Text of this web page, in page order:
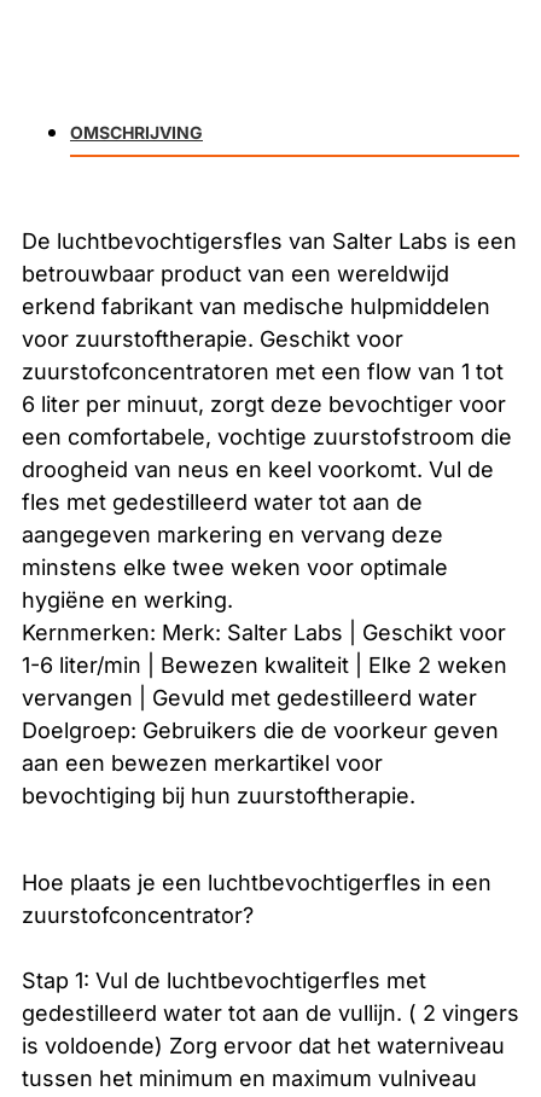
OMSCHRIJVING
De luchtbevochtigersfles van Salter Labs is een
betrouwbaar product van een wereldwijd
erkend fabrikant van medische hulpmiddelen
voor zuurstoftherapie. Geschikt voor
zuurstofconcentratoren met een flow van 1 tot
6 liter per minuut, zorgt deze bevochtiger voor
een comfortabele, vochtige zuurstofstroom die
droogheid van neus en keel voorkomt. Vul de
fles met gedestilleerd water tot aan de
aangegeven markering en vervang deze
minstens elke twee weken voor optimale
hygiëne en werking.
Kernmerken: Merk: Salter Labs | Geschikt voor
1-6 liter/min | Bewezen kwaliteit | Elke 2 weken
vervangen | Gevuld met gedestilleerd water
Doelgroep: Gebruikers die de voorkeur geven
aan een bewezen merkartikel voor
bevochtiging bij hun zuurstoftherapie.
Hoe plaats je een luchtbevochtigerfles in een
zuurstofconcentrator?
Stap 1: Vul de luchtbevochtigerfles met
gedestilleerd water tot aan de vullijn. ( 2 vingers
is voldoende) Zorg ervoor dat het waterniveau
tussen het minimum en maximum vulniveau